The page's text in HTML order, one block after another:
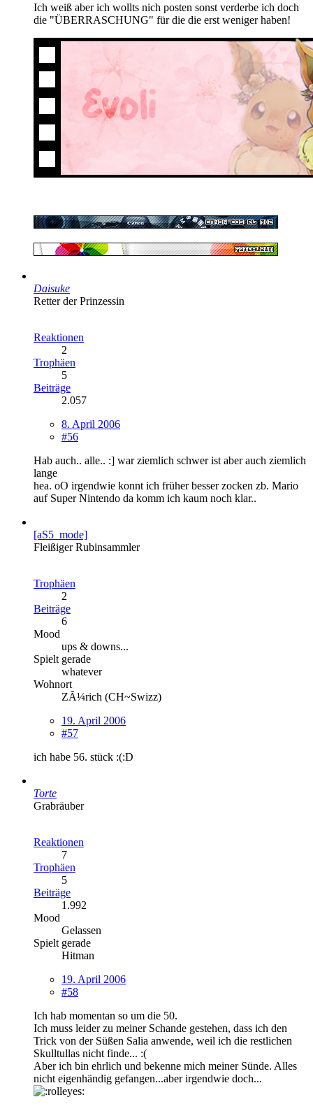
Ich weiß aber ich wollts nich posten sonst verderbe ich doch
die "ÜBERRASCHUNG" für die die erst weniger haben!
Daisuke
Retter der Prinzessin
Reaktionen
2
Trophäen
5
Beiträge
2.057
8. April 2006
#56
Hab auch.. alle.. :] war ziemlich schwer ist aber auch ziemlich
lange
hea. oO irgendwie konnt ich früher besser zocken zb. Mario
auf Super Nintendo da komm ich kaum noch klar..
[aS5_mode]
Fleißiger Rubinsammler
Trophäen
2
Beiträge
6
Mood
ups & downs...
Spielt gerade
whatever
Wohnort
ZÃ¼rich (CH~Swizz)
19. April 2006
#57
ich habe 56. stück :(:D
Torte
Grabräuber
Reaktionen
7
Trophäen
5
Beiträge
1.992
Mood
Gelassen
Spielt gerade
Hitman
19. April 2006
#58
Ich hab momentan so um die 50.
Ich muss leider zu meiner Schande gestehen, dass ich den
Trick von der Süßen Salia anwende, weil ich die restlichen
Skulltullas nicht finde... :(
Aber ich bin ehrlich und bekenne mich meiner Sünde. Alles
nicht eigenhändig gefangen...aber irgendwie doch...